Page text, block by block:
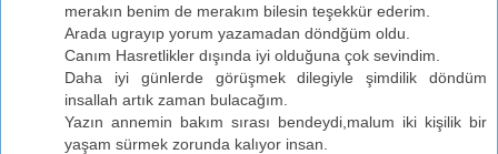
merakın benim de merakım bilesin teşekkür ederim.
Arada ugrayıp yorum yazamadan döndğüm oldu.
Canım Hasretlikler dışında iyi olduğuna çok sevindim.
Daha iyi günlerde görüşmek dilegiyle şimdilik döndüm
insallah artık zaman bulacağım.
Yazın annemin bakım sırası bendeydi,malum iki kişilik bir
yaşam sürmek zorunda kalıyor insan.